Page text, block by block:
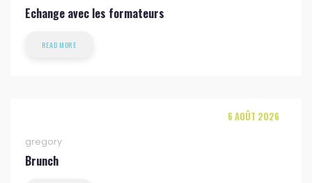
Echange avec les formateurs
READ MORE
6 AOÛT 2026
gregory
Brunch